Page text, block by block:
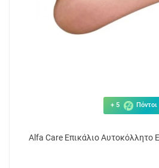
+ 5 Πόντοι
Alfa Care Επικάλιο Αυτοκόλλητo